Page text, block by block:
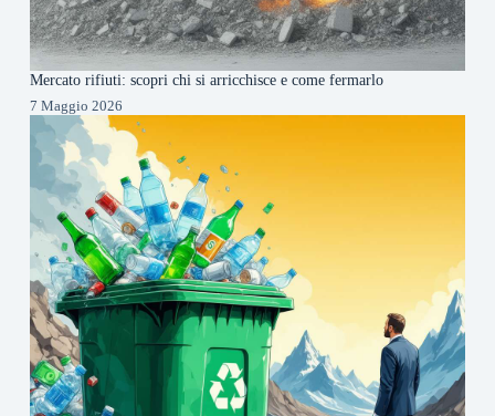
Mercato rifiuti: scopri chi si arricchisce e come fermarlo
7 Maggio 2026